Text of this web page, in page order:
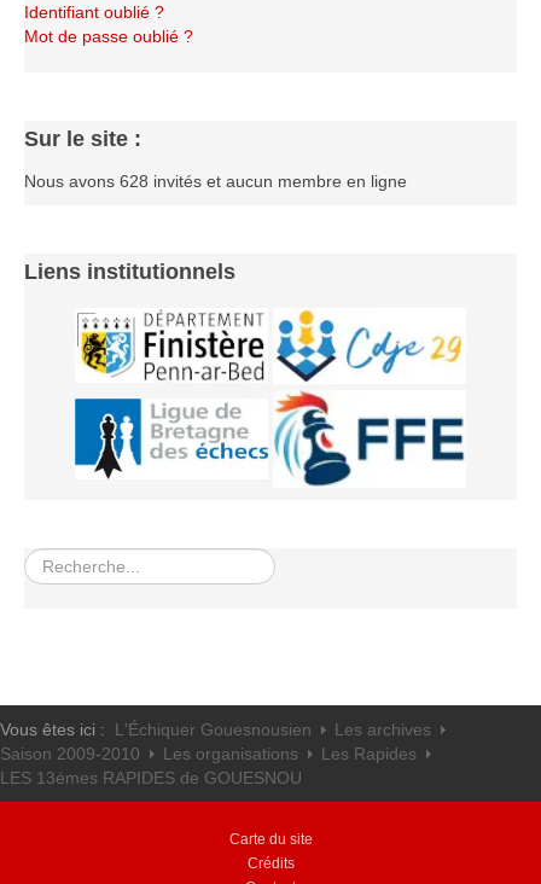
Identifiant oublié ?
Mot de passe oublié ?
Sur le site :
Nous avons 628 invités et aucun membre en ligne
Liens institutionnels
Rechercher
Vous êtes ici : L'Échiquer Gouesnousien
Les archives
Saison 2009-2010
Les organisations
Les Rapides
LES 13émes RAPIDES de GOUESNOU
Carte du site
Crédits